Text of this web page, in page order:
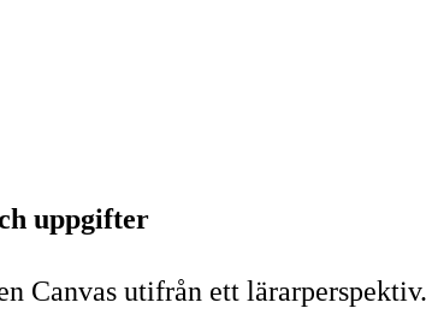
uppgifter
Canvas utifrån ett